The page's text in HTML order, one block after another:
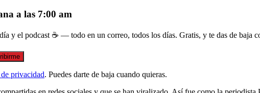
a las 7:00 am
y el podcast ☕ — todo en un correo, todos los días. Gratis, y te das de baja
privacidad. Puedes darte de baja cuando quieras.